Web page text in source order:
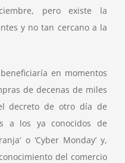
pero existe la
y no tan cercano a la
en momentos
de decenas de miles
decreto de otro día de
a los ya conocidos de
o ‘Cyber Monday’ y,
del comercio